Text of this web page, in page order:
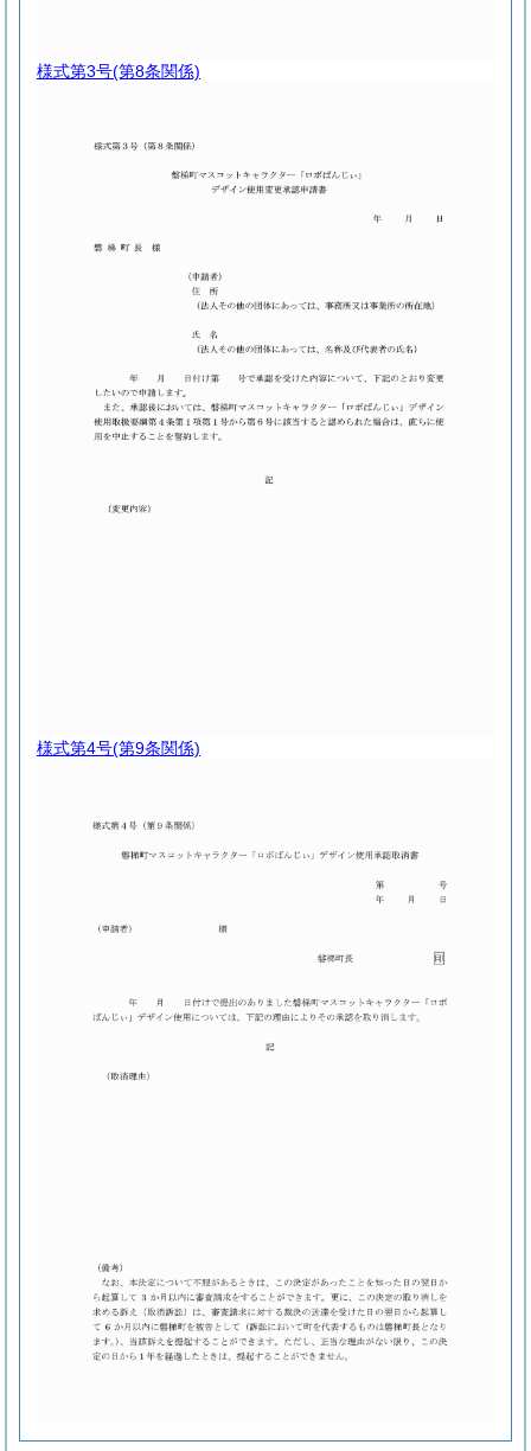
様式第3号(第8条関係)
様式第4号(第9条関係)